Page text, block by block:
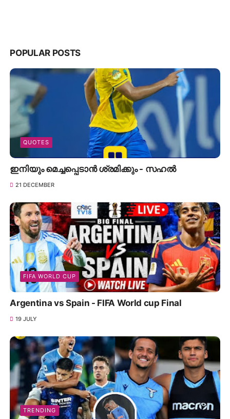
POPULAR POSTS
QUOTES
ഇനിയും മെച്ചപ്പെടാൻ ശ്രമിക്കും - സഹൽ
21 DECEMBER
FIFA WORLD CUP
Argentina vs Spain - FIFA World cup Final
19 JULY
TRENDING